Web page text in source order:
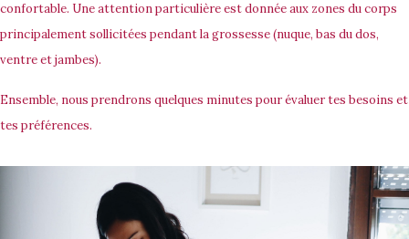
confortable. Une attention particulière est donnée aux zones du corps
principalement sollicitées pendant la grossesse (nuque, bas du dos,
ventre et jambes).
Ensemble, nous prendrons quelques minutes pour évaluer tes besoins et
tes préférences.